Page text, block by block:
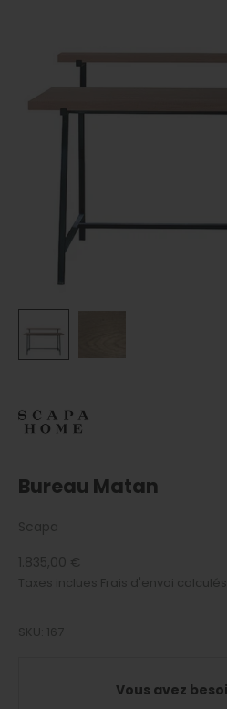
Bureau Matan
Scapa
Prix de vente
1.835,00 €
Taxes inclues Frais d'envoi calculés
SKU: 167
Vous avez